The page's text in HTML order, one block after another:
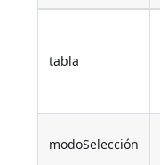
tabla
modoSelección